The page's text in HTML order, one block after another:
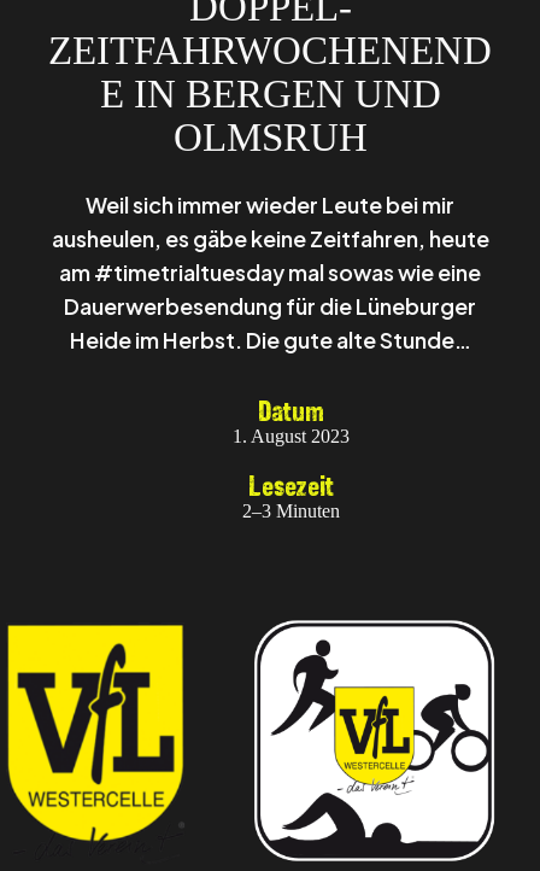
ZEITFAHRWOCHENEND
E IN BERGEN UND
OLMSRUH
Weil sich immer wieder Leute bei mir
ausheulen, es gäbe keine Zeitfahren, heute
am #timetrialtuesday mal sowas wie eine
Dauerwerbesendung für die Lüneburger
Heide im Herbst. Die gute alte Stunde…
Datum
1. August 2023
Lesezeit
2–3 Minuten